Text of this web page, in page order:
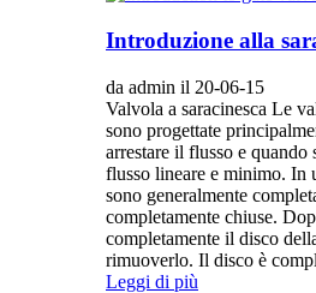
Introduzione alla
da admin il 20-06-15
Valvola a saracinesca Le
sono progettate
arrestare il flusso e
flusso lineare e minimo. In
sono generalmente
completamente chiuse.
completamente il disco
rimuoverlo. Il disco è
Leggi di più